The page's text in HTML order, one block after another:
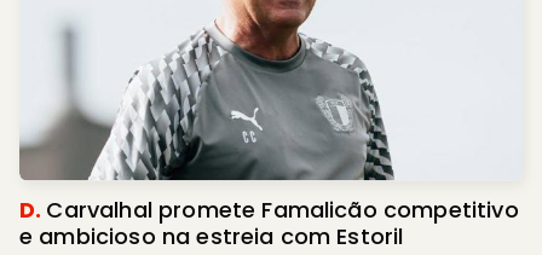
D. Carvalhal promete Famalicão competitivo
e ambicioso na estreia com Estoril